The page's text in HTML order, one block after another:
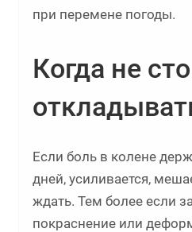
при перемене погоды.
Когда не
Если боль в колене
дней, усиливается,
ждать. Тем более если
покраснение или